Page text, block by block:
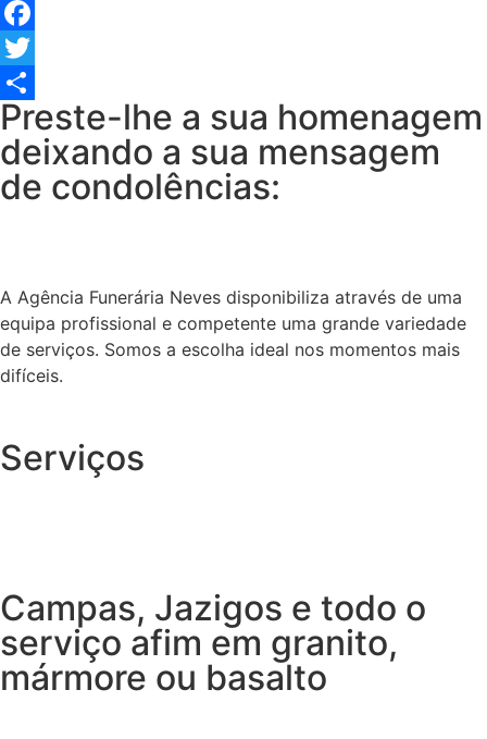
Facebook
Twitter
Share
Preste-lhe a sua homenagem
deixando a sua mensagem
de condolências:
A Agência Funerária Neves disponibiliza através de uma
equipa profissional e competente uma grande variedade
de serviços. Somos a escolha ideal nos momentos mais
difíceis.
Serviços
Campas, Jazigos e todo o
serviço afim em granito,
mármore ou basalto